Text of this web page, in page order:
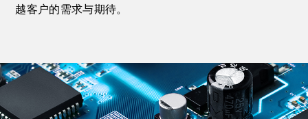
越客户的需求与期待。